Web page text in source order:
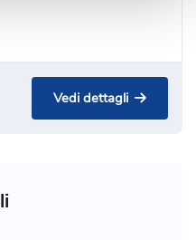
Vedi dettagli